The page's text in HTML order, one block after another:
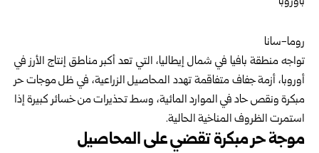
روما-سانا
تواجه منطقة بافيا في شمال إيطاليا، التي تعد أكبر مناطق إنتاج الأرز في
أوروبا، أزمة جفاف متفاقمة تهدد المحاصيل الزراعية، في ظل موجات حر
مبكرة ونقص حاد في الموارد المائية، وسط تحذيرات من خسائر كبيرة إذا
استمرت الظروف المناخية الحالية.
موجة حر مبكرة تقضي على المحاصيل